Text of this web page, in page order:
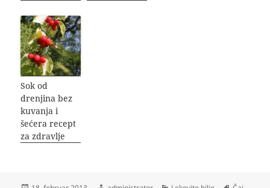
Sok od
drenjina bez
kuvanja i
šećera recept
za zdravlje